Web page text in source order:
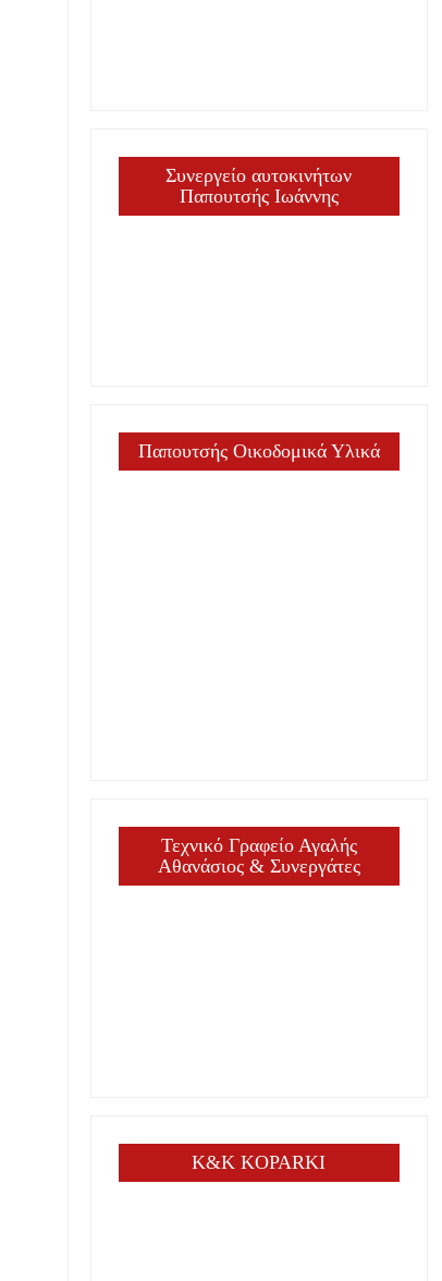
Συνεργείο αυτοκινήτων
Παπουτσής Ιωάννης
Παπουτσής Οικοδομικά Υλικά
Τεχνικό Γραφείο Αγαλής
Αθανάσιος & Συνεργάτες
K&K KOPARKI